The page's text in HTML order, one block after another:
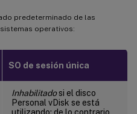
predeterminado de las
operativos:
SO de sesión única
Inhabilitadosi el disco
Personal vDisk se está
utilizando; de lo contrario,